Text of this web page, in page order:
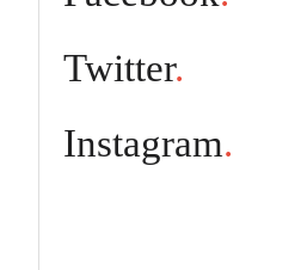
Twitter.
Instagram.